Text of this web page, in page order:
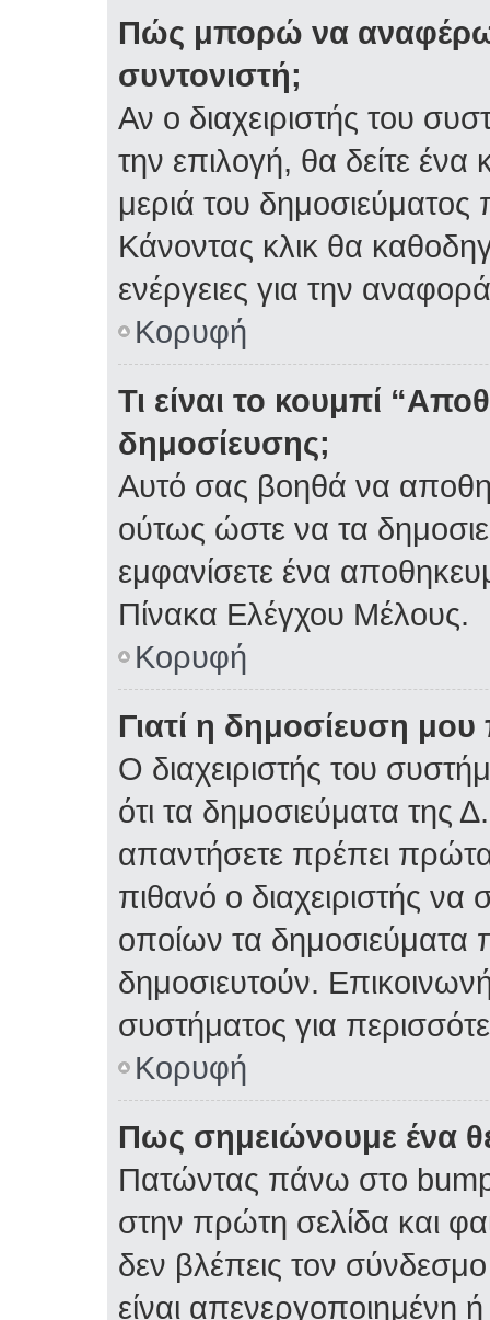
Πώς μπορώ να αναφέρω
συντονιστή;
Αν ο διαχειριστής του
την επιλογή, θα δείτε
μεριά του
Κάνοντας κλικ θα
ενέργειες για την
Κορυφή
Τι είναι το κουμπί
δημοσίευσης;
Αυτό σας βοηθά να
ούτως ώστε να τα
εμφανίσετε ένα
Πίνακα Ελέγχου Μέλους.
Κορυφή
Γιατί η δημοσίευση μου
Ο διαχειριστής του
ότι τα δημοσιεύματα της
απαντήσετε πρέπει πρώτα
πιθανό ο διαχειριστής
οποίων τα δημοσιεύματα
δημοσιευτούν.
συστήματος για
Κορυφή
Πως σημειώνουμε ένα
Πατώντας πάνω στο
στην πρώτη σελίδα και
δεν βλέπεις τον σύνδεσμο
είναι απενεργοποιημένη